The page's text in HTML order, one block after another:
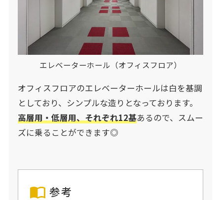
エレベーターホール（オフィスフロア）
オフィスフロアのエレベーターホールは白を基調
としており、シンプルな造りとなっております。
高層用・低層用、それぞれ12基あるので、スムー
ズに乗ることができます◎
参考